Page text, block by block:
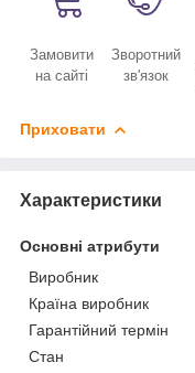
Замовити
на сайті
Зворотний
зв'язок
Приховати
Характеристики
Основні атрибути
Виробник
Країна виробник
Гарантійний термін
Стан